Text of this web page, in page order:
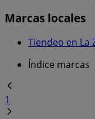
Marcas locales
Tiendeo en La
Índice marcas
1